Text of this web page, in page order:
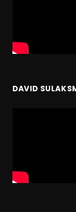
DAVID